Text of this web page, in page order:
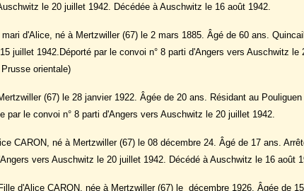
le 20 juillet 1942. Décédée à Auschwitz le 16 août 1942.
d'Alice, né à Mertzwiller (67) le 2 mars 1885. Âgé de 60 ans.
juillet 1942.Déporté par le convoi n° 8 parti d'Angers vers Auschwitz le
orientale)
(67) le 28 janvier 1922. Âgée de 20 ans. Résidant au
par le convoi n° 8 parti d'Angers vers Auschwitz le 20 juillet 1942.
CARON, né à Mertzwiller (67) le 08 décembre 24. Âgé de 17 ans.
vers Auschwitz le 20 juillet 1942. Décédé à Auschwitz le 16 août
d'Alice CARON, née à Mertzwiller (67) le décembre 1926. Âgée de